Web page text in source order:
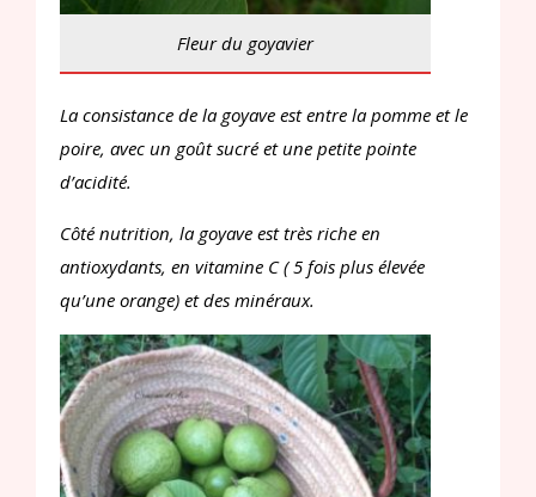
Fleur du goyavier
La consistance de la goyave est entre la pomme et le
poire, avec un goût sucré et une petite pointe
d’acidité.
Côté nutrition, la goyave est très riche en
antioxydants, en vitamine C ( 5 fois plus élevée
qu’une orange) et des minéraux.